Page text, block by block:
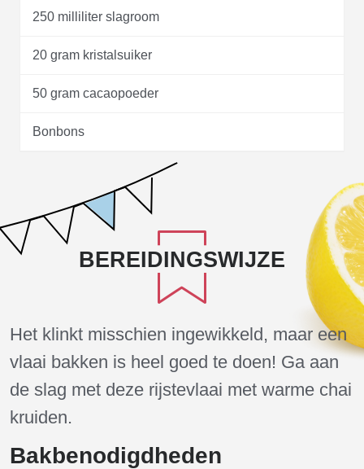
250 milliliter slagroom
20 gram kristalsuiker
50 gram cacaopoeder
Bonbons
BEREIDINGSWIJZE
Het klinkt misschien ingewikkeld, maar een
vlaai bakken is heel goed te doen! Ga aan
de slag met deze rijstevlaai met warme chai
kruiden.
Bakbenodigdheden